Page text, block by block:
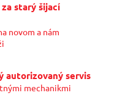
starý šijací
novom a nám
autorizovaný servis
mechanikmi